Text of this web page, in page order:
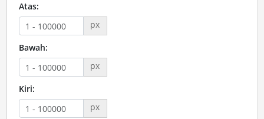
Atas:
px
Bawah:
px
Kiri:
px